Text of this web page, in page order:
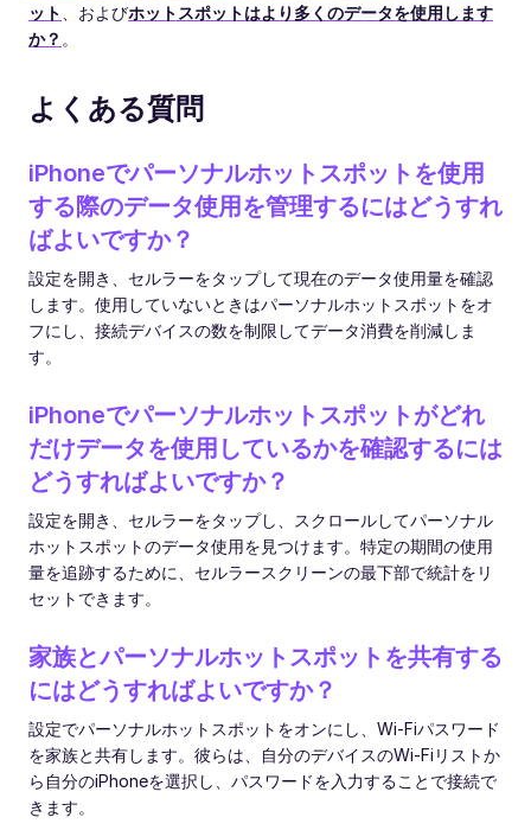
ット
、およびホットスポットはより多くのデータを使用します
か？ 。
よくある質問
iPhoneでパーソナルホットスポットを使用
する際のデータ使用を管理するにはどうすれ
ばよいですか？
設定を開き、セルラーをタップして現在のデータ使用量を確認
します。使用していないときはパーソナルホットスポットをオ
フにし、接続デバイスの数を制限してデータ消費を削減しま
す。
iPhoneでパーソナルホットスポットがどれ
だけデータを使用しているかを確認するには
どうすればよいですか？
設定を開き、セルラーをタップし、スクロールしてパーソナル
ホットスポットのデータ使用を見つけます。特定の期間の使用
量を追跡するために、セルラースクリーンの最下部で統計をリ
セットできます。
家族とパーソナルホットスポットを共有する
にはどうすればよいですか？
設定でパーソナルホットスポットをオンにし、Wi-Fiパスワード
を家族と共有します。彼らは、自分のデバイスのWi-Fiリストか
ら自分のiPhoneを選択し、パスワードを入力することで接続で
きます。